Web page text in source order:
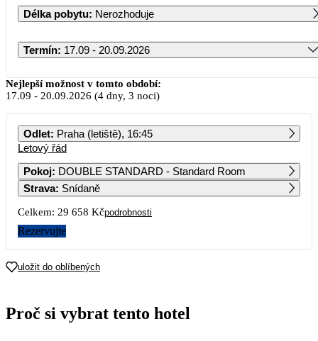
Délka pobytu: Nerozhoduje
Termín: 17.09 - 20.09.2026
Září 2026
PO ÚT ST ČT PÁ SO NE
38 409 16 689 18 019
7
21
Nejlepší možnost v tomto období:
17.09 - 20.09.2026 (4 dny, 3 noci)
Odlet: Praha (letiště), 16:45
Letový řád
Pokoj: DOUBLE STANDARD - Standard Room
Strava: Snídaně
Celkem: 29 658 Kčpodrobnosti
Rezervujte
uložit do oblíbených
Proč si vybrat tento hotel